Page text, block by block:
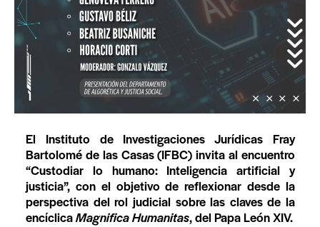
El Instituto de Investigaciones Jurídicas Fray
Bartolomé de las Casas (IFBC) invita al encuentro
“Custodiar lo humano: Inteligencia artificial y
justicia”, con el objetivo de reflexionar desde la
perspectiva del rol judicial sobre las claves de la
encíclicaMagnifica Humanitas, del Papa León XIV.